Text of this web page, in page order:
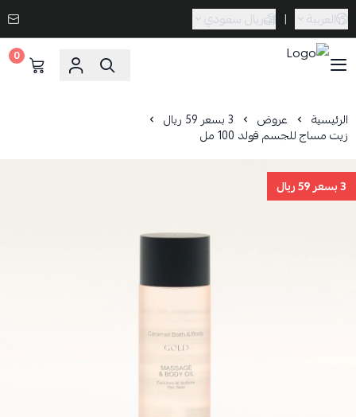
العربية | ريال سعودي
0
الرئيسية عروض 3 بسعر 59 ريال
زيت مساج للجسم قولد 100 مل
3 بسعر 59 ريال